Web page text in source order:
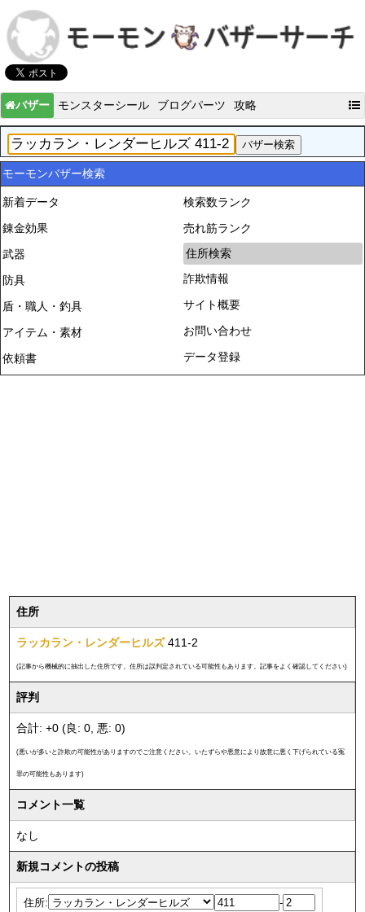
バザー モンスターシール ブログパーツ 攻略
モーモンバザー検索
新着データ
錬金効果
武器
防具
盾・職人・釣具
アイテム・素材
依頼書
検索数ランク
売れ筋ランク
住所検索
詐欺情報
サイト概要
お問い合わせ
データ登録
住所
ラッカラン・レンダーヒルズ411-2
(記事から機械的に抽出した住所です。住所は誤判定されている可能性もあります。記事をよく確認してください)
評判
合計: +0 (良: 0, 悪: 0)
(悪いが多いと詐欺の可能性がありますのでご注意ください。いたずらや悪意により故意に悪く下げられている冤
罪の可能性もあります)
コメント一覧
なし
新規コメントの投稿
住所: -